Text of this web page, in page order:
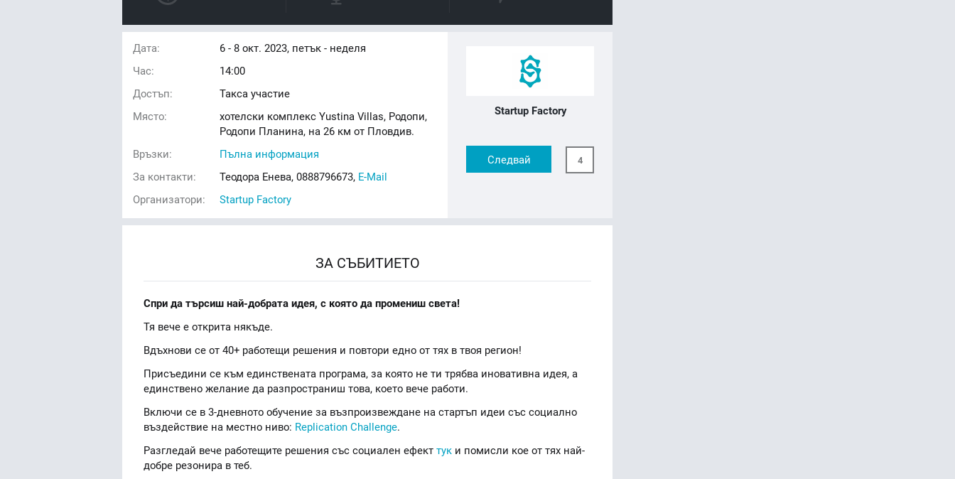
Дата: 6 - 8 окт. 2023, петък - неделя
Час:
14:00
Достъп:
Такса участие
Място:
хотелски комплекс Yustina Villas, Родопи,
Родопи Планина, на 26 км от Пловдив.
Връзки:
Пълна информация
За контакти:
Теодора Енева, 0888796673, E-Mail
Организатори:
Startup Factory
Startup Factory
Следвай 4
ЗА СЪБИТИЕТО
Спри да търсиш най-добрата идея, с която да промениш света!
Тя вече е открита някъде.
Вдъхнови се от 40+ работещи решения и повтори едно от тях в твоя регион!
Присъедини се към единствената програма, за която не ти трябва иновативна идея, а
единствено желание да разпространиш това, което вече работи.
Включи се в 3-дневното обучение за възпроизвеждане на стартъп идеи със социално
въздействие на местно ниво: Replication Challenge.
Разгледай вече работещите решения със социален ефект тук и помисли кое от тях най-
добре резонира в теб.